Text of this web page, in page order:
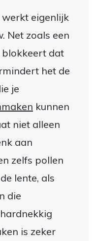
eigenlijk
Net zoals een
dat
het de
je
kunnen
niet alleen
aan
zelfs pollen
lente, als
die
is zeker